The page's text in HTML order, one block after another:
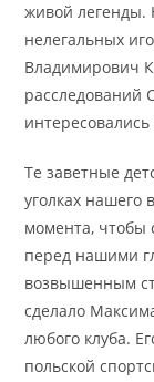
живой легенды.
нелегальных
Владимирович
Те заветные
уголках нашего
момента, чтобы
перед нашими
возвышенным
сделало
любого клуба.
польской